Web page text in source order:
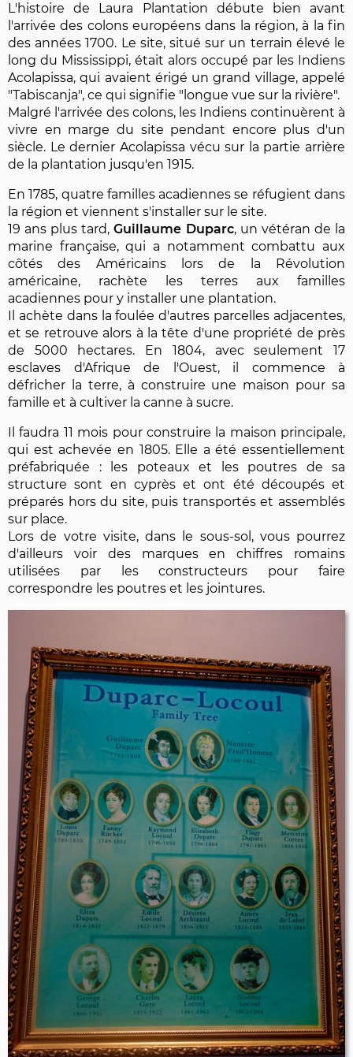
L'histoire de Laura Plantation débute bien avant
l'arrivée des colons européens dans la région, à la fin
des années 1700. Le site, situé sur un terrain élevé le
long du Mississippi, était alors occupé par les Indiens
Acolapissa, qui avaient érigé un grand village, appelé
"Tabiscanja", ce qui signifie "longue vue sur la rivière".
Malgré l'arrivée des colons, les Indiens continuèrent à
vivre en marge du site pendant encore plus d'un
siècle. Le dernier Acolapissa vécu sur la partie arrière
de la plantation jusqu'en 1915.
En 1785, quatre familles acadiennes se réfugient dans
la région et viennent s'installer sur le site.
19 ans plus tard,Guillaume Duparc, un vétéran de la
marine française, qui a notamment combattu aux
côtés des Américains lors de la Révolution
américaine, rachète les terres aux familles
acadiennes pour y installer une plantation.
Il achète dans la foulée d'autres parcelles adjacentes,
et se retrouve alors à la tête d'une propriété de près
de 5000 hectares. En 1804, avec seulement 17
esclaves d'Afrique de l'Ouest, il commence à
défricher la terre, à construire une maison pour sa
famille et à cultiver la canne à sucre.
Il faudra 11 mois pour construire la maison principale,
qui est achevée en 1805. Elle a été essentiellement
préfabriquée : les poteaux et les poutres de sa
structure sont en cyprès et ont été découpés et
préparés hors du site, puis transportés et assemblés
sur place.
Lors de votre visite, dans le sous-sol, vous pourrez
d'ailleurs voir des marques en chiffres romains
utilisées par les constructeurs pour faire
correspondre les poutres et les jointures.